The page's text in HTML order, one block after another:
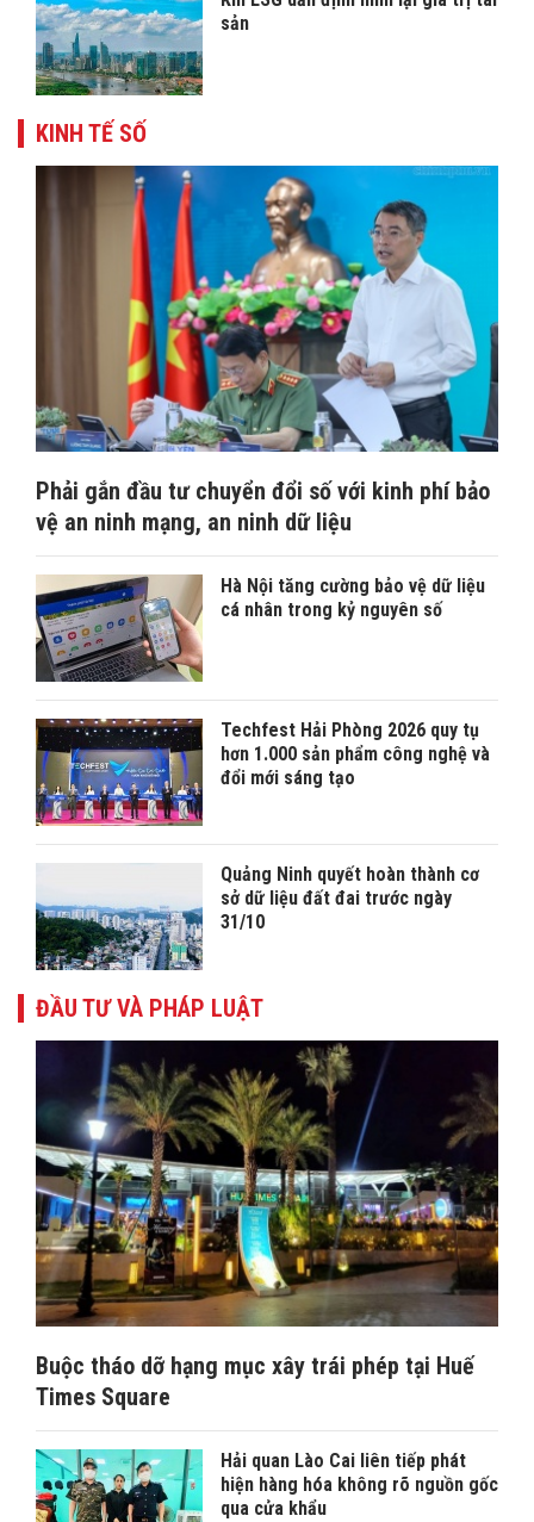
sản
KINH TẾ SỐ
Phải gắn đầu tư chuyển đổi số với kinh phí bảo
vệ an ninh mạng, an ninh dữ liệu
Hà Nội tăng cường bảo vệ dữ liệu
cá nhân trong kỷ nguyên số
Techfest Hải Phòng 2026 quy tụ
hơn 1.000 sản phẩm công nghệ và
đổi mới sáng tạo
Quảng Ninh quyết hoàn thành cơ
sở dữ liệu đất đai trước ngày
31/10
ĐẦU TƯ VÀ PHÁP LUẬT
Buộc tháo dỡ hạng mục xây trái phép tại Huế
Times Square
Hải quan Lào Cai liên tiếp phát
hiện hàng hóa không rõ nguồn gốc
qua cửa khẩu